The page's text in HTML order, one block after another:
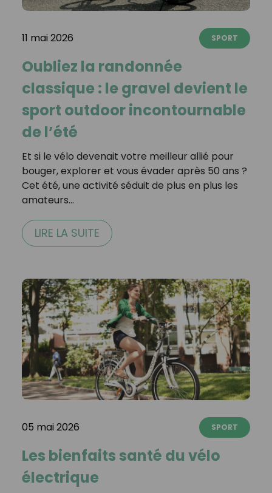
11 mai 2026 SPORT
Oubliez la randonnée
classique : le gravel devient le
sport outdoor incontournable
de l’été
Et si le vélo devenait votre meilleur allié pour
bouger, explorer et vous évader après 50 ans ?
Cet été, une activité séduit de plus en plus les
amateurs…
LIRE LA SUITE
05 mai 2026 SPORT
Les bienfaits santé du vélo
électrique